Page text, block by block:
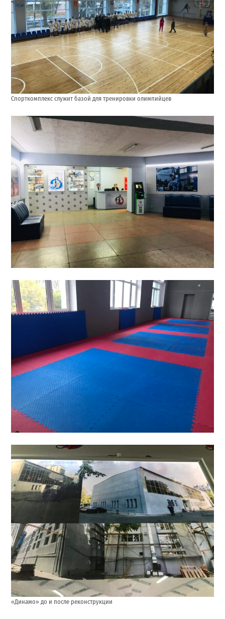
Спорткомплекс служит базой для тренировки олимпийцев
«Динамо» до и после реконструкции